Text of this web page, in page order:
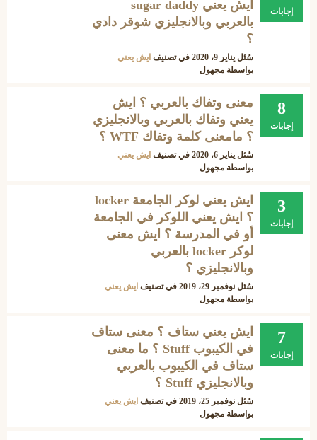
إجابات
ايش يعني sugar daddy
بالعربي وبالانجليزي شوقر دادي
؟
سُئل يناير 9، 2020 في تصنيف ايش يعني
بواسطة مجهول
8
إجابات
معنى وتفاك بالعربي ؟ ايش
يعني وتفاك بالعربي وبالانجليزي
؟ مامعنى كلمة وتفاك WTF ؟
سُئل يناير 6، 2020 في تصنيف ايش يعني
بواسطة مجهول
3
إجابات
ايش يعني لوكر الجامعة locker
؟ ايش يعني اللوكر في الجامعة
أو في المدرسة ؟ ايش معنى
لوكر locker بالعربي
وبالانجليزي ؟
سُئل نوفمبر 29، 2019 في تصنيف ايش يعني
بواسطة مجهول
7
إجابات
ايش يعني ستاف ؟ معنى ستاف
في الكيبوب Stuff ؟ ما معنى
ستاف في الكيبوب بالعربي
وبالانجليزي Stuff ؟
سُئل نوفمبر 25، 2019 في تصنيف ايش يعني
بواسطة مجهول